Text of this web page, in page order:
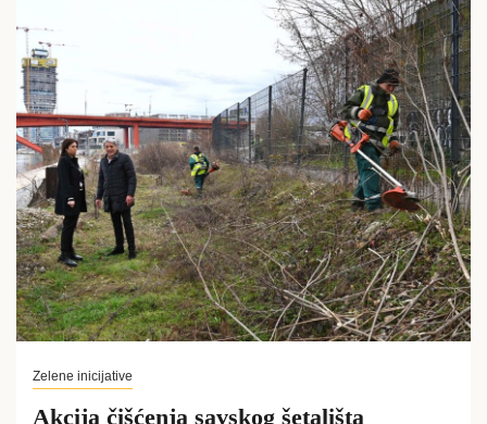
Zelene inicijative
Akcija čišćenja savskog šetališta